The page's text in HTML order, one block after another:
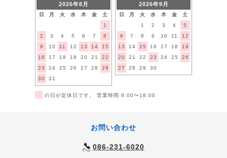
2026年8月
日 月 火 水 木 金
土
1
2
3 4 5 6 7
8
9
10 11 12 13 14
15
16
17 18 19 20 21
22
23
24 25 26 27 28
29
30
31
2026年9月
日 月 火 水 木 金
土
1
2 3 4
5
6
7 8 9 10 11
12
13
14 15 16 17 18
19
20
21 22 23 24 25
26
27
28 29 30
の日が定休日です。 営業時間 9:00〜18:00
お問い合わせ
086-231-6020